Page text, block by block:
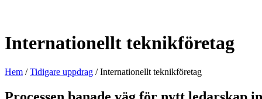
Internationellt teknikföretag
Hem / Tidigare uppdrag / Internationellt teknikföretag